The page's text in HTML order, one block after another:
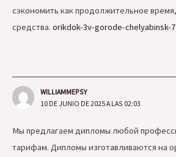
сэкономить как продолжительное
средства. orikdok-3v-gorode-chelyabinsk-
WILLIAMMEPSY
10 DE JUNIO DE 2025 A LAS 02:03
Мы предлагаем дипломы любой
тарифам. Дипломы изготавливаются на